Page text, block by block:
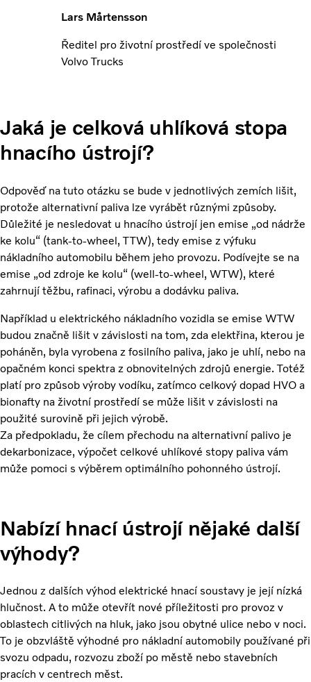
Lars Mårtensson
Ředitel pro životní prostředí ve společnosti
Volvo Trucks
Jaká je celková uhlíková stopa
hnacího ústrojí?
Odpověď na tuto otázku se bude v jednotlivých zemích lišit,
protože alternativní paliva lze vyrábět různými způsoby.
Důležité je nesledovat u hnacího ústrojí jen emise „od nádrže
ke kolu“ (tank-to-wheel, TTW), tedy emise z výfuku
nákladního automobilu během jeho provozu. Podívejte se na
emise „od zdroje ke kolu“ (well-to-wheel, WTW), které
zahrnují těžbu, rafinaci, výrobu a dodávku paliva.
Například u elektrického nákladního vozidla se emise WTW
budou značně lišit v závislosti na tom, zda elektřina, kterou je
poháněn, byla vyrobena z fosilního paliva, jako je uhlí, nebo na
opačném konci spektra z obnovitelných zdrojů energie. Totéž
platí pro způsob výroby vodíku, zatímco celkový dopad HVO a
bionafty na životní prostředí se může lišit v závislosti na
použité surovině při jejich výrobě.
Za předpokladu, že cílem přechodu na alternativní palivo je
dekarbonizace, výpočet celkové uhlíkové stopy paliva vám
může pomoci s výběrem optimálního pohonného ústrojí.
Nabízí hnací ústrojí nějaké další
výhody?
Jednou z dalších výhod elektrické hnací soustavy je její nízká
hlučnost. A to může otevřít nové příležitosti pro provoz v
oblastech citlivých na hluk, jako jsou obytné ulice nebo v noci.
To je obzvláště výhodné pro nákladní automobily používané při
svozu odpadu, rozvozu zboží po městě nebo stavebních
pracích v centrech měst.